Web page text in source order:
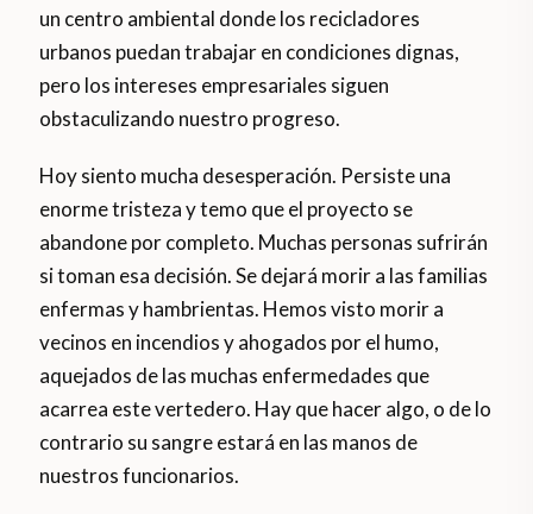
un centro ambiental donde los recicladores
urbanos puedan trabajar en condiciones dignas,
pero los intereses empresariales siguen
obstaculizando nuestro progreso.
Hoy siento mucha desesperación. Persiste una
enorme tristeza y temo que el proyecto se
abandone por completo. Muchas personas sufrirán
si toman esa decisión. Se dejará morir a las familias
enfermas y hambrientas. Hemos visto morir a
vecinos en incendios y ahogados por el humo,
aquejados de las muchas enfermedades que
acarrea este vertedero. Hay que hacer algo, o de lo
contrario su sangre estará en las manos de
nuestros funcionarios.